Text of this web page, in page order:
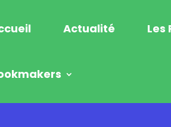
Actualité Les